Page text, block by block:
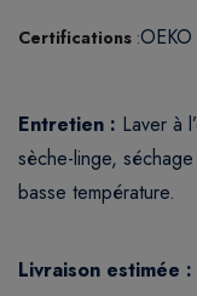
Certifications :
Entretien : Laver à
sèche-linge, séchage
basse température.
Livraison estimée :